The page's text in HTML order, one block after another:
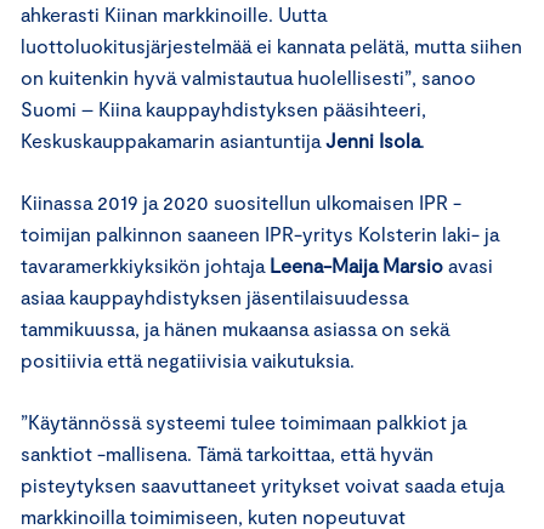
ahkerasti Kiinan markkinoille. Uutta
luottoluokitusjärjestelmää ei kannata pelätä, mutta siihen
on kuitenkin hyvä valmistautua huolellisesti”, sanoo
Suomi – Kiina kauppayhdistyksen pääsihteeri,
Keskuskauppakamarin asiantuntija Jenni Isola.
Kiinassa 2019 ja 2020 suositellun ulkomaisen IPR -
toimijan palkinnon saaneen IPR-yritys Kolsterin laki- ja
tavaramerkkiyksikön johtaja Leena-Maija Marsio avasi
asiaa kauppayhdistyksen jäsentilaisuudessa
tammikuussa, ja hänen mukaansa asiassa on sekä
positiivia että negatiivisia vaikutuksia.
”Käytännössä systeemi tulee toimimaan palkkiot ja
sanktiot -mallisena. Tämä tarkoittaa, että hyvän
pisteytyksen saavuttaneet yritykset voivat saada etuja
markkinoilla toimimiseen, kuten nopeutuvat